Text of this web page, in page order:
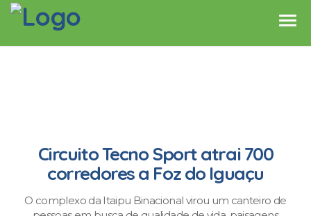
Circuito Tecno Sport atrai 700
corredores a Foz do Iguaçu
O complexo da Itaipu Binacional virou um canteiro de